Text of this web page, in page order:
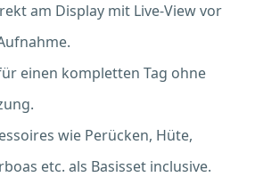
am Display mit Live-View vor
einen kompletten Tag ohne
wie Perücken, Hüte,
etc. als Basisset inclusive.